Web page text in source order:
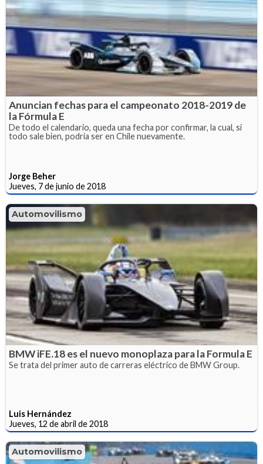
Anuncian fechas para el campeonato 2018-2019 de
la Fórmula E
De todo el calendario, queda una fecha por confirmar, la cual, si
todo sale bien, podría ser en Chile nuevamente.
Jorge Beher
Jueves, 7 de junio de 2018
Automovilismo
BMW iFE.18 es el nuevo monoplaza para la Formula E
Se trata del primer auto de carreras eléctrico de BMW Group.
Luis Hernández
Jueves, 12 de abril de 2018
Automovilismo